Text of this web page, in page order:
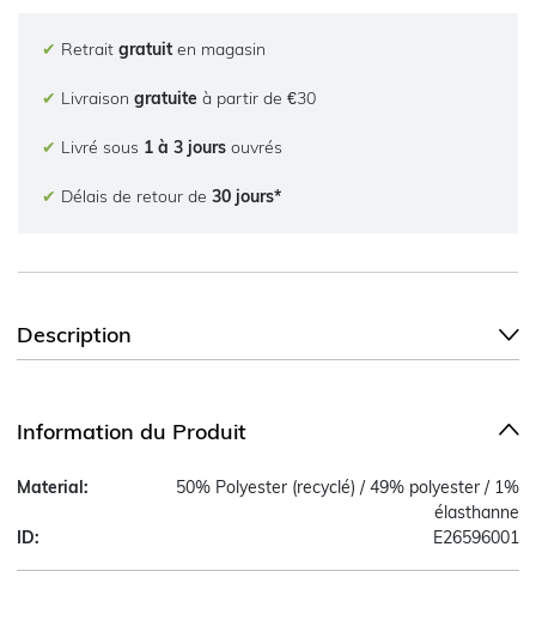
✔ Retrait gratuit en magasin
✔ Livraison gratuite à partir de €30
✔ Livré sous 1 à 3 jours ouvrés
✔ Délais de retour de 30 jours*
Description
Information du Produit
Material:
50% Polyester (recyclé) / 49% polyester / 1%
élasthanne
ID:
E26596001